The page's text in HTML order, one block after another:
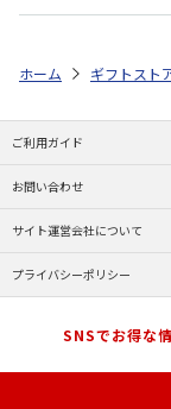
ホーム ギフトスト
ご利用ガイド
お問い合わせ
サイト運営会社について
プライバシーポリシー
SNSでお得な